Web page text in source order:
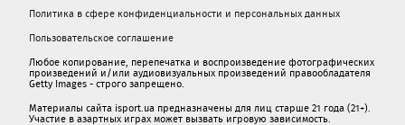
Политика в сфере конфиденциальности и персональных данных
Пользовательское соглашение
Любое копирование, перепечатка и воспроизведение фотографических
произведений и/или аудиовизуальных произведений правообладателя
Getty Images - строго запрещено.
Материалы сайта isport.ua предназначены для лиц старше 21 года (21+).
Участие в азартных играх может вызвать игровую зависимость.